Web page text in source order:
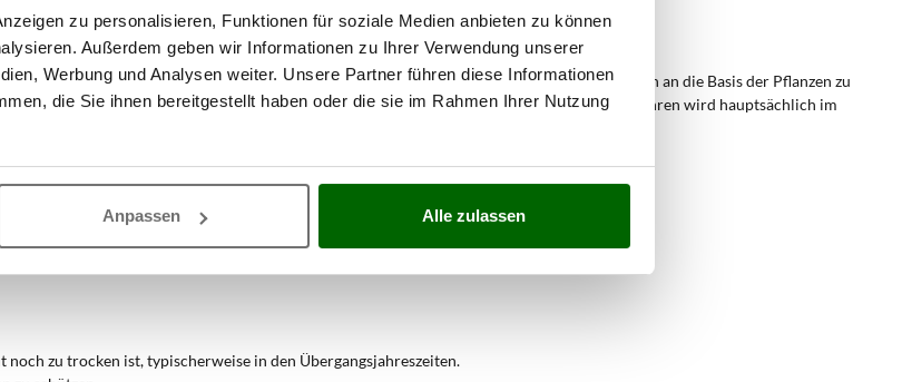
zu personalisieren, Funktionen für soziale Medien anbieten zu können
Außerdem geben wir Informationen zu Ihrer Verwendung unserer
Werbung und Analysen weiter. Unsere Partner führen diese Informationen
die Sie ihnen bereitgestellt haben oder die sie im Rahmen Ihrer Nutzung
Anpassen Alle zulassen
Das Anhäufeln
Die Technik des Anhäufelnsbesteht darin, Erde aus den Zwischenreihen an die Basis der Pflanzen zu
verlagern, sodass diese zumindest teilweise bedeckt wird. Dieses Verfahren wird hauptsächlich im
Wachstum der Kultur zu fördern;
und verbessert deren optische und geschmackliche Eigenschaften;
zu trocken ist, typischerweise in den Übergangsjahreszeiten.